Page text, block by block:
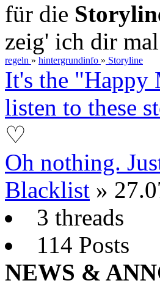
für die
zeig' ich dir
regeln » hintergrundinfo » Storyline
It's the "Happy
listen to these
♡
Oh nothing.
Blacklist »
3 threads
114 Posts
NEWS &